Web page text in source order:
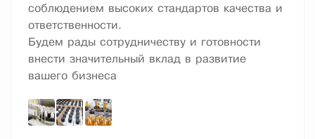
соблюдением высоких стандартов качества и
ответственности.
Будем рады сотрудничеству и готовности
внести значительный вклад в развитие
вашего бизнеса